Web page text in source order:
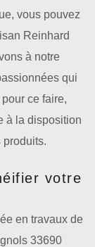
vous pouvez
Reinhard
à notre
qui
ce faire,
à la disposition
votre
en travaux de
33690